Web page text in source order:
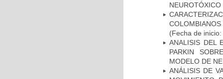
NEUROTÓXICO
(Fecha de
ANALISIS DEL
PARKIN
MODELO DE
ANÁLISIS DE